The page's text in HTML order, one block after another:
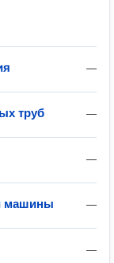
—
—
труб
—
—
машины
—